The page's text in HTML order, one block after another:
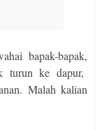
bapak-bapak,
turun ke dapur,
Malah kalian